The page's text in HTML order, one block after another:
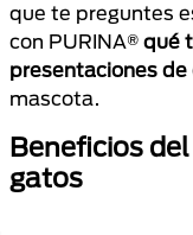
que te preguntes
con PURINA® qué
presentaciones de
mascota.
Beneficios
gatos